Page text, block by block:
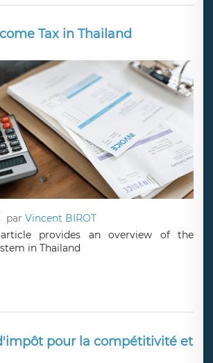
Tax in Thailand
parVincent BIROT
provides an overview of the
in Thailand
pour la compétitivité et